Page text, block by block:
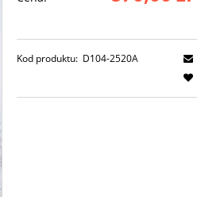
Kod produktu: D104-2520A